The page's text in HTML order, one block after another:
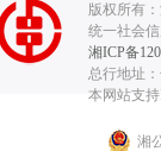
版权所有
统一社会信
湘ICP备
总行地址
本网站支
湘